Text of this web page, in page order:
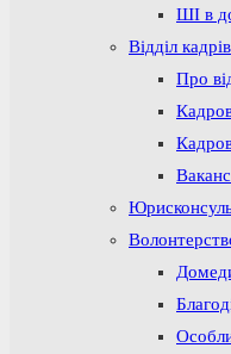
ШІ в
Відділ кадрів
Про